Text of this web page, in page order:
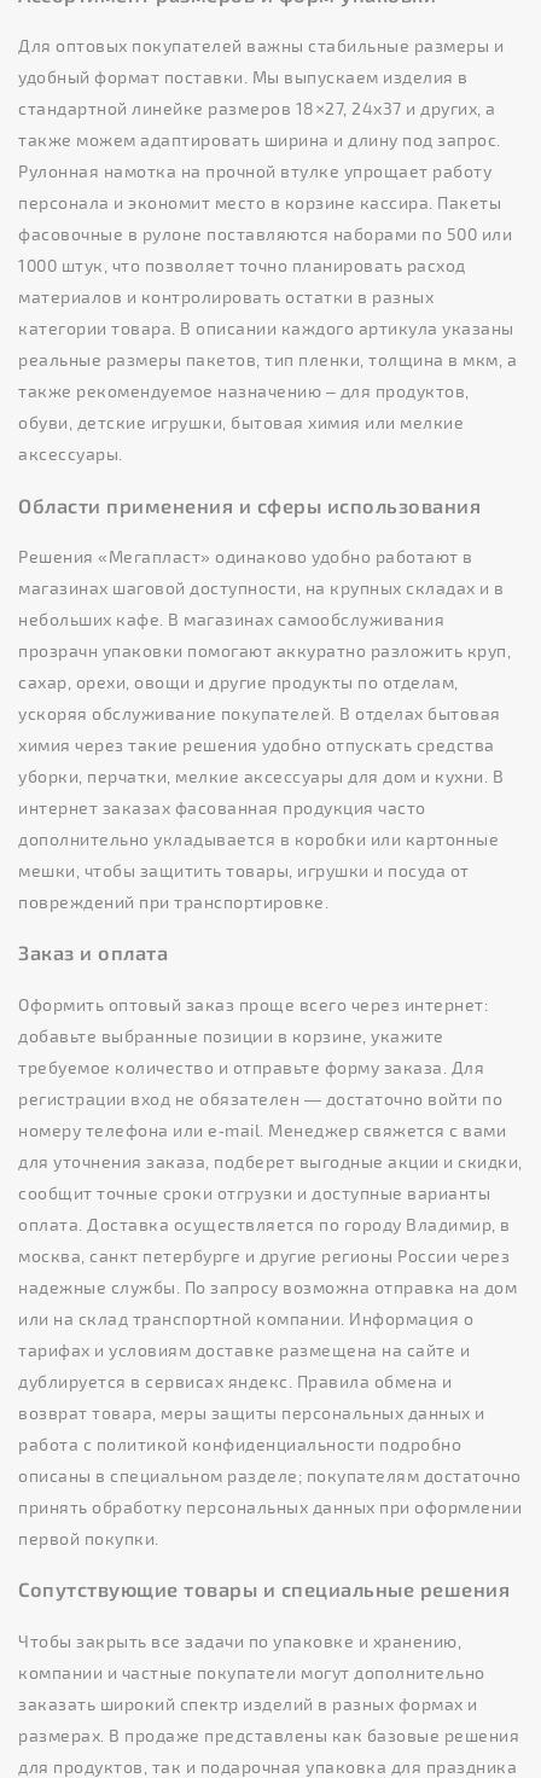
Для оптовых покупателей важны стабильные размеры и
удобный формат поставки. Мы выпускаем изделия в
стандартной линейке размеров 18×27, 24х37 и других, а
также можем адаптировать ширина и длину под запрос.
Рулонная намотка на прочной втулке упрощает работу
персонала и экономит место в корзине кассира. Пакеты
фасовочные в рулоне поставляются наборами по 500 или
1000 штук, что позволяет точно планировать расход
материалов и контролировать остатки в разных
категории товара. В описании каждого артикула указаны
реальные размеры пакетов, тип пленки, толщина в мкм, а
также рекомендуемое назначению – для продуктов,
обуви, детские игрушки, бытовая химия или мелкие
аксессуары.
Области применения и сферы использования
Решения «Мегапласт» одинаково удобно работают в
магазинах шаговой доступности, на крупных складах и в
небольших кафе. В магазинах самообслуживания
прозрачн упаковки помогают аккуратно разложить круп,
сахар, орехи, овощи и другие продукты по отделам,
ускоряя обслуживание покупателей. В отделах бытовая
химия через такие решения удобно отпускать средства
уборки, перчатки, мелкие аксессуары для дом и кухни. В
интернет заказах фасованная продукция часто
дополнительно укладывается в коробки или картонные
мешки, чтобы защитить товары, игрушки и посуда от
повреждений при транспортировке.
Заказ и оплата
Оформить оптовый заказ проще всего через интернет:
добавьте выбранные позиции в корзине, укажите
требуемое количество и отправьте форму заказа. Для
регистрации вход не обязателен — достаточно войти по
номеру телефона или e‑mail. Менеджер свяжется с вами
для уточнения заказа, подберет выгодные акции и скидки,
сообщит точные сроки отгрузки и доступные варианты
оплата. Доставка осуществляется по городу Владимир, в
москва, санкт петербурге и другие регионы России через
надежные службы. По запросу возможна отправка на дом
или на склад транспортной компании. Информация о
тарифах и условиям доставке размещена на сайте и
дублируется в сервисах яндекс. Правила обмена и
возврат товара, меры защиты персональных данных и
работа с политикой конфиденциальности подробно
описаны в специальном разделе; покупателям достаточно
принять обработку персональных данных при оформлении
первой покупки.
Сопутствующие товары и специальные решения
Чтобы закрыть все задачи по упаковке и хранению,
компании и частные покупатели могут дополнительно
заказать широкий спектр изделий в разных формах и
размерах. В продаже представлены как базовые решения
для продуктов, так и подарочная упаковка для праздника